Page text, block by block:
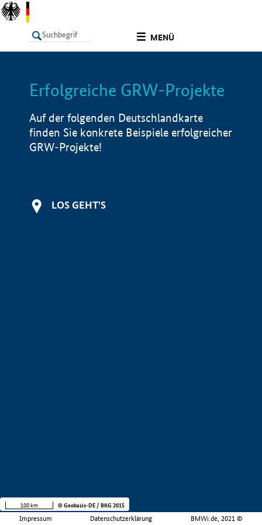
MENÜ
LISTE Info
Erfolgreiche GRW-Projekte
Auf der folgenden Deutschlandkarte
finden Sie konkrete Beispiele erfolgreicher
GRW-Projekte!
LOS GEHT'S
Impressum Datenschutzerklärung BMWi.de, 2021 ©
100 km © Geobasis-DE / BKG 2015